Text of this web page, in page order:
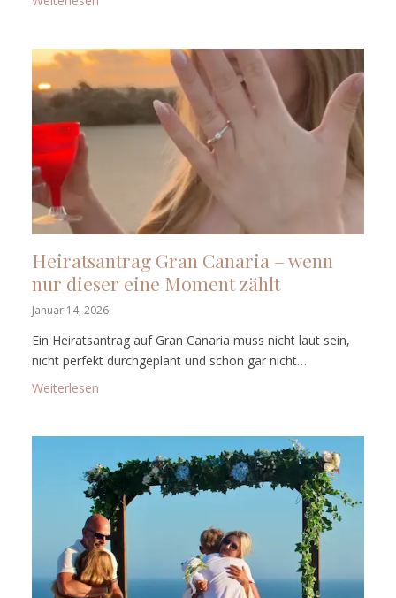
Heiratsantrag Gran Canaria – wenn
nur dieser eine Moment zählt
Januar 14, 2026
Ein Heiratsantrag auf Gran Canaria muss nicht laut sein,
nicht perfekt durchgeplant und schon gar nicht…
Weiterlesen